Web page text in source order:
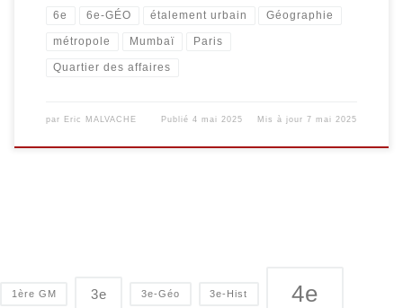
6e 6e-GÉO étalement urbain Géographie
métropole Mumbaï Paris
Quartier des affaires
par Eric MALVACHE Publié4 mai 2025 Mis à jour7 mai 2025
1ère GM 3e 3e-Géo 3e-Hist 4e